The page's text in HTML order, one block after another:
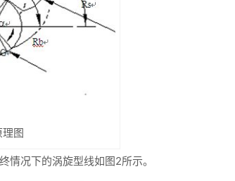
图
情况下的涡旋型线如图2所示。